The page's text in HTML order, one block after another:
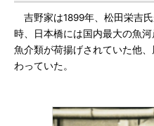
吉野家は1899年、松田栄吉
時、日本橋には国内最大の魚
魚介類が荷揚げされていた他
わっていた。